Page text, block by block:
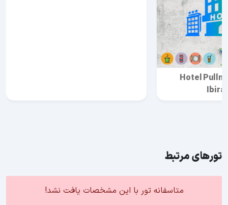
Hotel
تورهای مرتبط
متاسفانه تور با این مشخصات یافت نشد!